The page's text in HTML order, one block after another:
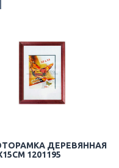
ДЕРЕВЯННАЯ
1201195